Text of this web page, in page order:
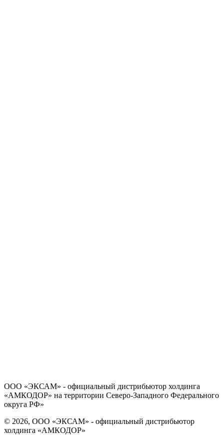
ООО «ЭКСАМ» - официальный дистрибьютор холдинга
«АМКОДОР» на территории Северо-Западного Федерального
округа РФ»
© 2026, ООО «ЭКСАМ» - официальный дистрибьютор
холдинга «АМКОДОР»